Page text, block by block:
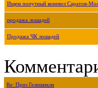
Ищем попутный коневоз Саратов-
продажа лошадей
Продажа ЧК лошадей
Re: Приз Гелишикли